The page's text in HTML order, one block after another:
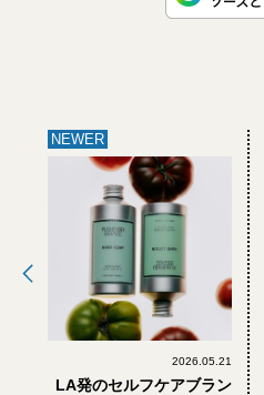
NEWER
2026.05.21
LA発のセルフケアブラン